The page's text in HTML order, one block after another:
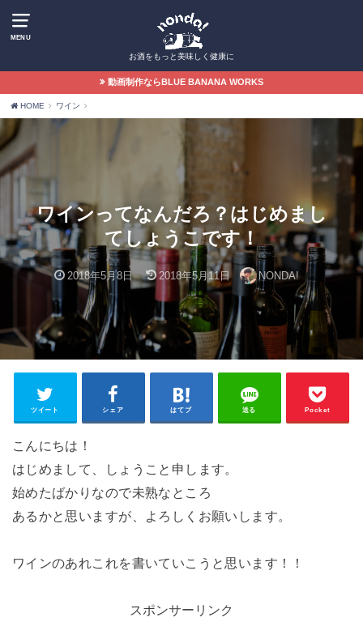
MENU
お酒をもっと美味しく健康に
動画制作ならBLUE BANANA WORKS
HOME ワイン
ワインってなんだろ？はじめまし
てしょうこです！
2018年5月8日 2018年5月11日 NONDA!
ツイート シェア はてブ 送る Pocket
こんにちは！
はじめまして、しょうこと申します。
始めたばかりなので未熟なところ
あるかと思いますが、よろしくお願いします。
ワインのあれこれを書いていこうと思います！！
スポンサーリンク